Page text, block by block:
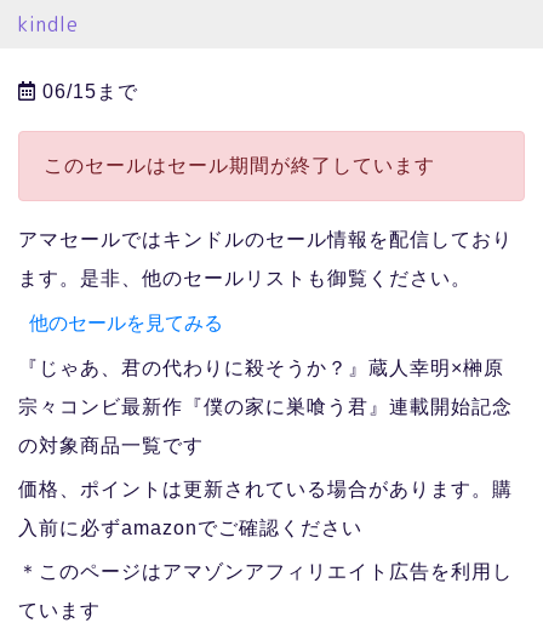
kindle
06/15まで
このセールはセール期間が終了しています
アマセールではキンドルのセール情報を配信しており
ます。是非、他のセールリストも御覧ください。
他のセールを見てみる
『じゃあ、君の代わりに殺そうか？』蔵人幸明×榊原
宗々コンビ最新作『僕の家に巣喰う君』連載開始記念
の対象商品一覧です
価格、ポイントは更新されている場合があります。購
入前に必ずamazonでご確認ください
＊このページはアマゾンアフィリエイト広告を利用し
ています